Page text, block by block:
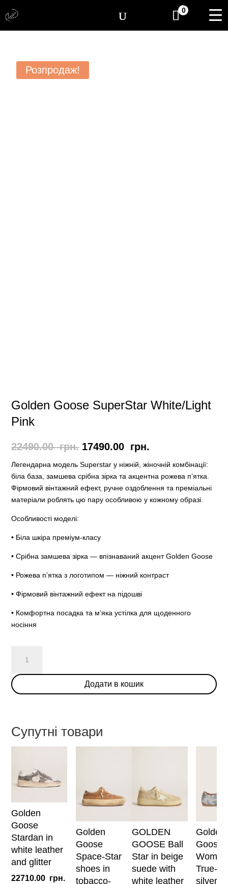
0
Розпродаж!
Golden Goose SuperStar White/Light
Pink
22490.00грн. Оригінальна
ціна:
22490.00
грн..
17490.00 грн.
ціна:
17490.00
грн..
Легендарна модель Superstar у ніжній, жіночній комбінації:
біла база, замшева срібна зірка та акцентна рожева п’ятка.
Фірмовий вінтажний ефект, ручне оздоблення та преміальні
матеріали роблять цю пару особливою у кожному образі.
Особливості моделі:
• Біла шкіра преміум-класу
• Срібна замшева зірка — впізнаваний акцент Golden Goose
• Рожева п’ятка з логотипом — ніжний контраст
• Фірмовий вінтажний ефект на підошві
• Комфортна посадка та м’яка устілка для щоденного
носіння
Goose
SuperStar
White/Light
Додати в кошик
Супутні товари
Golden
Goose
Stardan in
white leather
and glitter
22710.00 грн.
має
Параметри
можна
вибрати
на
Golden
Goose
Space-Star
shoes in
tobacco-
GOLDEN
GOOSE Ball
Star in beige
suede with
white leather
Golden
Goose
True-
silver